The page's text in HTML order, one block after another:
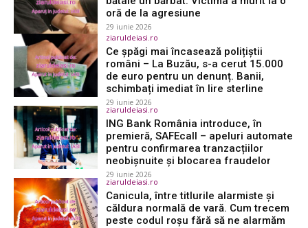
oră de la agresiune
29 iunie 2026
ziaruldeiasi.ro
Ce șpăgi mai încasează polițiștii
români – La Buzău, s-a cerut 15.000
de euro pentru un denunț. Banii,
schimbați imediat în lire sterline
29 iunie 2026
ziaruldeiasi.ro
ING Bank România introduce, în
premieră, SAFEcall – apeluri automate
pentru confirmarea tranzacțiilor
neobișnuite și blocarea fraudelor
29 iunie 2026
ziaruldeiasi.ro
Canicula, între titlurile alarmiste și
căldura normală de vară. Cum trecem
peste codul roșu fără să ne alarmăm